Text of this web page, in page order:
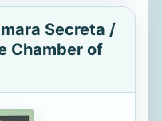
Secreta /
Chamber of